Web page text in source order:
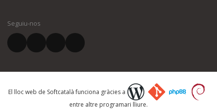
El vostre correu electrònic *
Què proposeu?
Seguiu-nos
El lloc web de Softcatalà funciona gràcies a
entre altre programari lliure.